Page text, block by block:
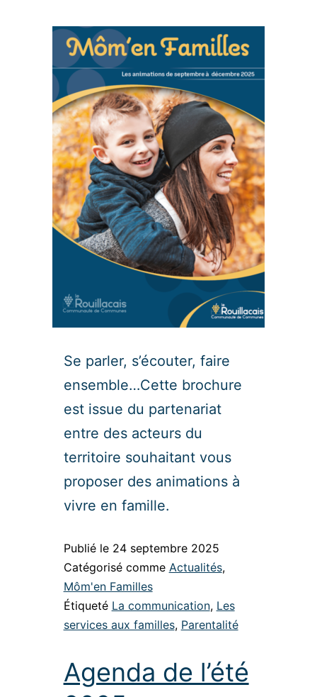
Se parler, s’écouter, faire
ensemble…Cette brochure
est issue du partenariat
entre des acteurs du
territoire souhaitant vous
proposer des animations à
vivre en famille.
Publié le 24 septembre 2025
Catégorisé comme Actualités,
Môm'en Familles
Étiqueté La communication, Les
services aux familles, Parentalité
Agenda de l’été